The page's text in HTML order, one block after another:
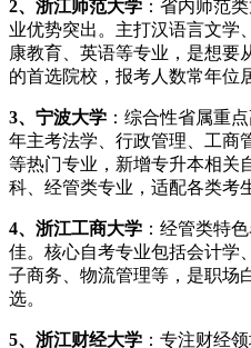
2、浙江师范大学 ：省内师范
业优势突出。主打汉语言文学
康教育、英语等专业，是想要
的首选院校，报考人数常年位
3、宁波大学 ：综合性省属重
年主考法学、行政管理、工商
等热门专业，新增专升本相关
科、经管类专业，适配各类考
4、浙江工商大学 ：经管类特
佳。核心自考专业包括会计学
子商务、物流管理等，是职场
选。
5、浙江财经大学 ：专注财经